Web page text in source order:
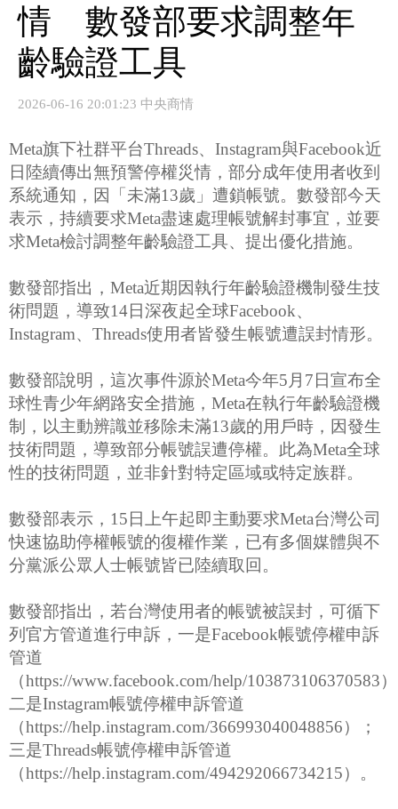
情 數發部要求調整年
齡驗證工具
2026-06-16 20:01:23 中央商情
Meta旗下社群平台Threads、Instagram與Facebook近
日陸續傳出無預警停權災情，部分成年使用者收到
系統通知，因「未滿13歲」遭鎖帳號。數發部今天
表示，持續要求Meta盡速處理帳號解封事宜，並要
求Meta檢討調整年齡驗證工具、提出優化措施。
數發部指出，Meta近期因執行年齡驗證機制發生技
術問題，導致14日深夜起全球Facebook、
Instagram、Threads使用者皆發生帳號遭誤封情形。
數發部說明，這次事件源於Meta今年5月7日宣布全
球性青少年網路安全措施，Meta在執行年齡驗證機
制，以主動辨識並移除未滿13歲的用戶時，因發生
技術問題，導致部分帳號誤遭停權。此為Meta全球
性的技術問題，並非針對特定區域或特定族群。
數發部表示，15日上午起即主動要求Meta台灣公司
快速協助停權帳號的復權作業，已有多個媒體與不
分黨派公眾人士帳號皆已陸續取回。
數發部指出，若台灣使用者的帳號被誤封，可循下
列官方管道進行申訴，一是Facebook帳號停權申訴
管道
（https://www.facebook.com/help/103873106370583
二是Instagram帳號停權申訴管道
（https://help.instagram.com/366993040048856）；
三是Threads帳號停權申訴管道
（https://help.instagram.com/494292066734215）。